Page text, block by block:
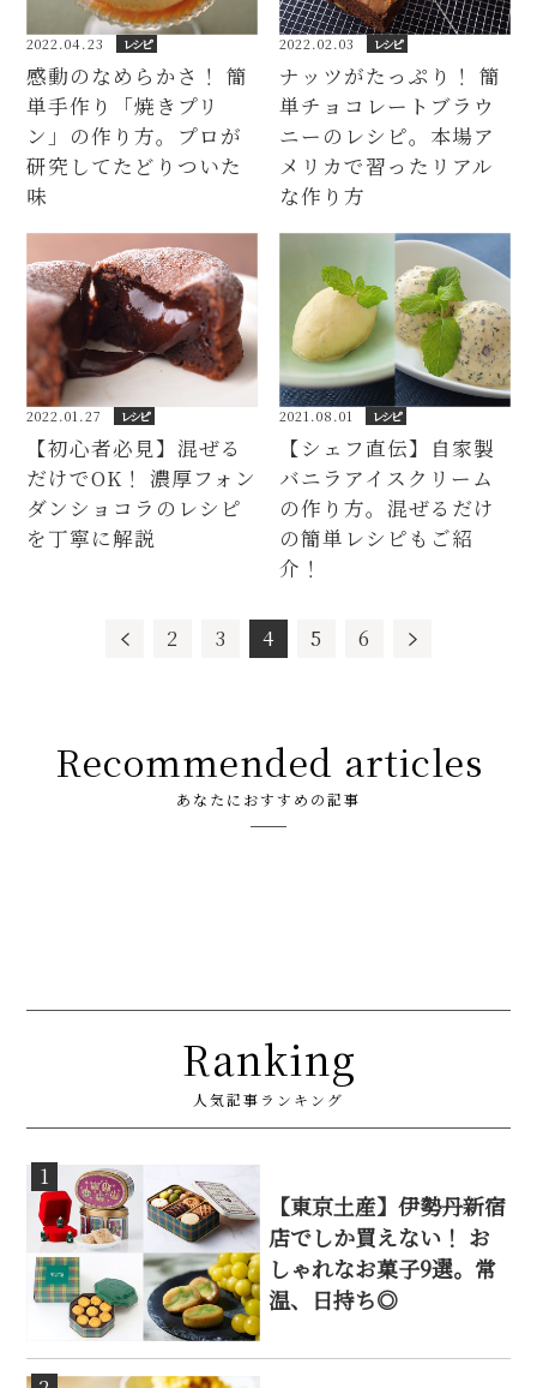
2022.04.23 レシピ
感動のなめらかさ！ 簡
単手作り「焼きプリ
ン」の作り方。プロが
研究してたどりついた
味
2022.02.03 レシピ
ナッツがたっぷり！ 簡
単チョコレートブラウ
ニーのレシピ。本場ア
メリカで習ったリアル
な作り方
2022.01.27 レシピ
【初心者必見】混ぜる
だけでOK！ 濃厚フォン
ダンショコラのレシピ
を丁寧に解説
2021.08.01 レシピ
【シェフ直伝】自家製
バニラアイスクリーム
の作り方。混ぜるだけ
の簡単レシピもご紹
介！
2 3 4 5 6
Recommended articles
あなたにおすすめの記事
Ranking
人気記事ランキング
1
【東京土産】伊勢丹新宿
店でしか買えない！ お
しゃれなお菓子9選。常
温、日持ち◎